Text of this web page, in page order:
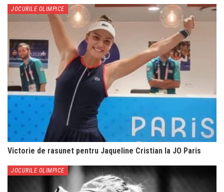
JOCURILE OLIMPICE
Victorie de rasunet pentru Jaqueline Cristian la JO Paris
JOCURILE OLIMPICE